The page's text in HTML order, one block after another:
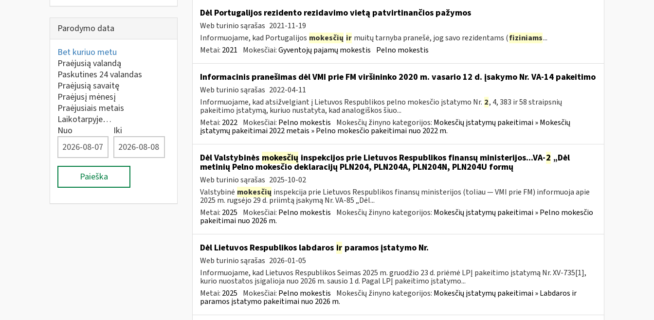
Parodymo data
Bet kuriuo metu
Praėjusią valandą
Paskutines 24 valandas
Praėjusią savaitę
Praėjusį mėnesį
Praėjusiais metais
Laikotarpyje…
Nuo
Iki
Paieška
Dėl Portugalijos rezidento rezidavimo vietą patvirtinančios pažymos
Web turinio sąrašas 2021-11-19
Informuojame, kad Portugalijos mokesčių ir muitų tarnyba pranešė, jog savo rezidentams (fiziniams...
Metai: 2021 Mokesčiai:Gyventojų pajamų mokestis Pelno mokestis
Informacinis pranešimas dėl VMI prie FM viršininko 2020 m. vasario 12 d. įsakymo Nr. VA-14 pakeitimo
Web turinio sąrašas 2022-04-11
Informuojame, kad atsižvelgiant į Lietuvos Respublikos pelno mokesčio įstatymo Nr. 2, 4, 383 ir 58 straipsnių
pakeitimo įstatymą, kuriuo nustatyta, kad analogiškos šiuo...
Metai: 2022 Mokesčiai: Pelno mokestis Mokesčių žinyno kategorijos: Mokesčių įstatymų pakeitimai » Mokesčių
įstatymų pakeitimai 2022 metais » Pelno mokesčio pakeitimai nuo 2022 m.
Dėl Valstybinės mokesčių inspekcijos prie Lietuvos Respublikos finansų ministerijos...VA-2 „Dėl
metinių Pelno mokesčio deklaracijų PLN204, PLN204A, PLN204N, PLN204U formų
Web turinio sąrašas 2025-10-02
Valstybinė mokesčių inspekcija prie Lietuvos Respublikos finansų ministerijos (toliau — VMI prie FM) informuoja apie
2025 m. rugsėjo 29 d. priimtą įsakymą Nr. VA-85 „Dėl...
Metai: 2025 Mokesčiai: Pelno mokestis Mokesčių žinyno kategorijos: Mokesčių įstatymų pakeitimai » Pelno mokesčio
pakeitimai nuo 2026 m.
Dėl Lietuvos Respublikos labdaros irparamos įstatymo Nr.
Web turinio sąrašas 2026-01-05
Informuojame, kad Lietuvos Respublikos Seimas 2025 m. gruodžio 23 d. priėmė LPĮ pakeitimo įstatymą Nr. XV-735[1],
kurio nuostatos įsigalioja nuo 2026 m. sausio 1 d. Pagal LPĮ pakeitimo įstatymo...
Metai: 2025 Mokesčiai: Pelno mokestis Mokesčių žinyno kategorijos: Mokesčių įstatymų pakeitimai » Labdaros ir
paramos įstatymo pakeitimai nuo 2026 m.